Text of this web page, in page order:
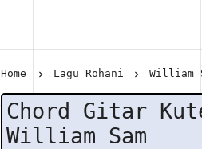
Home Lagu Rohani William
Chord Gitar
William Sam